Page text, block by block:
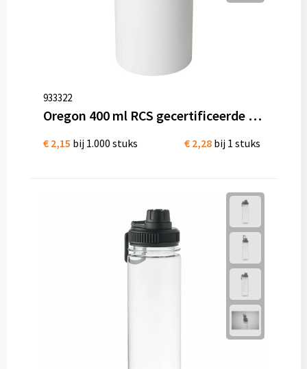
933322
Oregon 400 ml RCS gecertificeerde enkelwandige roestvrijstalen waterfles met karabijnhaak
€ 2,15 bij 1.000 stuks € 2,28 bij 1 stuks